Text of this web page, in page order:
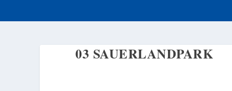
03 SAUERLANDPARK